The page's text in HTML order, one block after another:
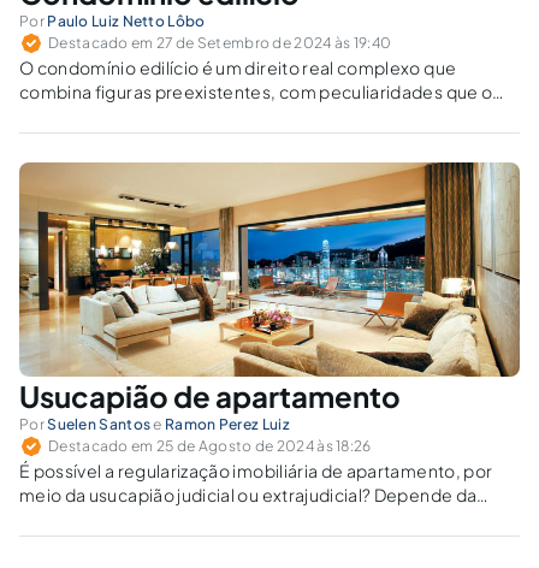
Por Paulo Luiz Netto Lôbo
Destacado em 27 de Setembro de 2024 às 19:40
O condomínio edilício é um direito real complexo que
combina figuras preexistentes, com peculiaridades que o
e divisibilidade.
Usucapião de apartamento
PorSuelen Santose Ramon Perez Luiz
Destacado em 25 de Agosto de 2024 às 18:26
É possível a regularização imobiliária de apartamento, por
meio da usucapião judicial ou extrajudicial? Depende da